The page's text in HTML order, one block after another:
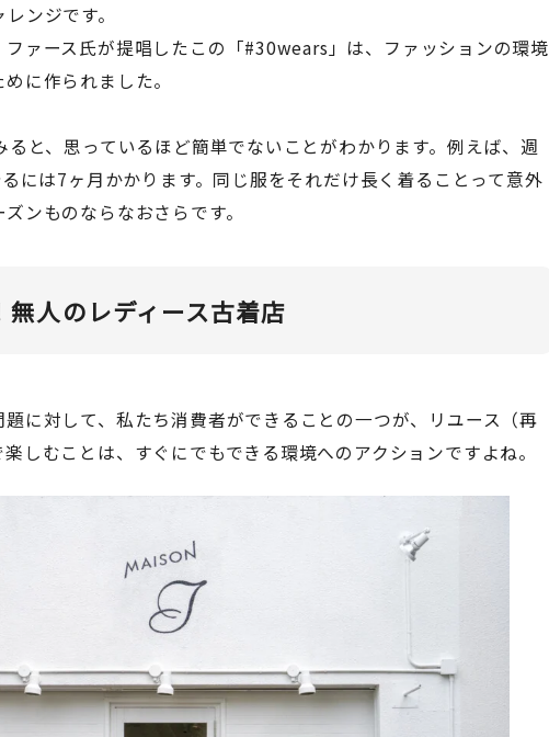
ンジです。
ァース氏が提唱したこの「#30wears」は、ファッションの環境
に作られました。
と、思っているほど簡単でないことがわかります。例えば、週
には7ヶ月かかります。同じ服をそれだけ長く着ることって意外
ンものならなおさらです。
無人のレディース古着店
に対して、私たち消費者ができることの一つが、リユース（再
しむことは、すぐにでもできる環境へのアクションですよね。